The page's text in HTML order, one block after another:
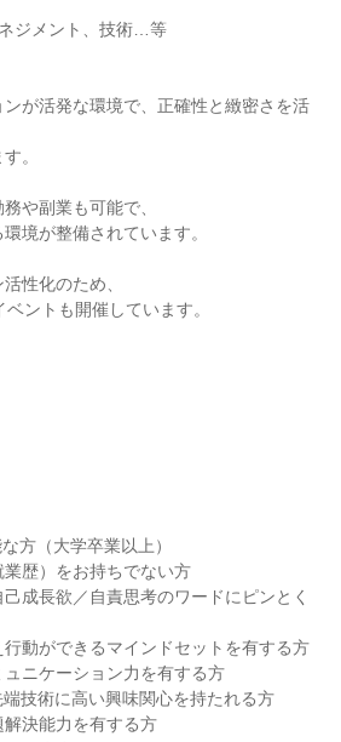
ジメント、技術…等
が活発な環境で、正確性と緻密さを活
。
や副業も可能で、
境が整備されています。
性化のため、
ントも開催しています。
方（大学卒業以上）
業歴）をお持ちでない方
成長欲／自責思考のワードにピンとく
行動ができるマインドセットを有する方
ュニケーション力を有する方
端技術に高い興味関心を持たれる方
解決能力を有する方